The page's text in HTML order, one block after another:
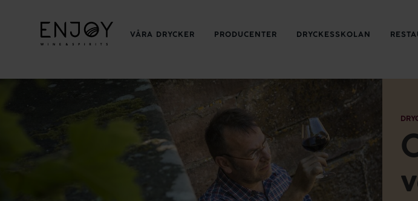
VÅRA DRYCKER PRODUCENTER DRYCKESSKOLAN